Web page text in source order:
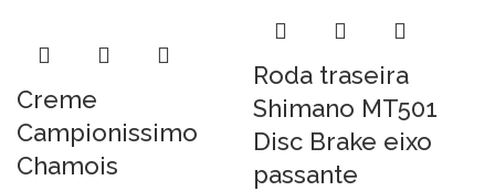
Creme
Campionissimo
Chamois
Roda traseira
Shimano MT501
Disc Brake eixo
passante